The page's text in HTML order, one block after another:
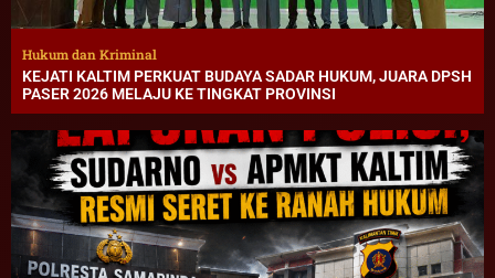
Hukum dan Kriminal
KEJATI KALTIM PERKUAT BUDAYA SADAR HUKUM, JUARA DPSH
PASER 2026 MELAJU KE TINGKAT PROVINSI